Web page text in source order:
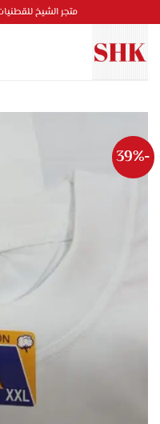
للمحتوى
متجر الشيخ
-39%